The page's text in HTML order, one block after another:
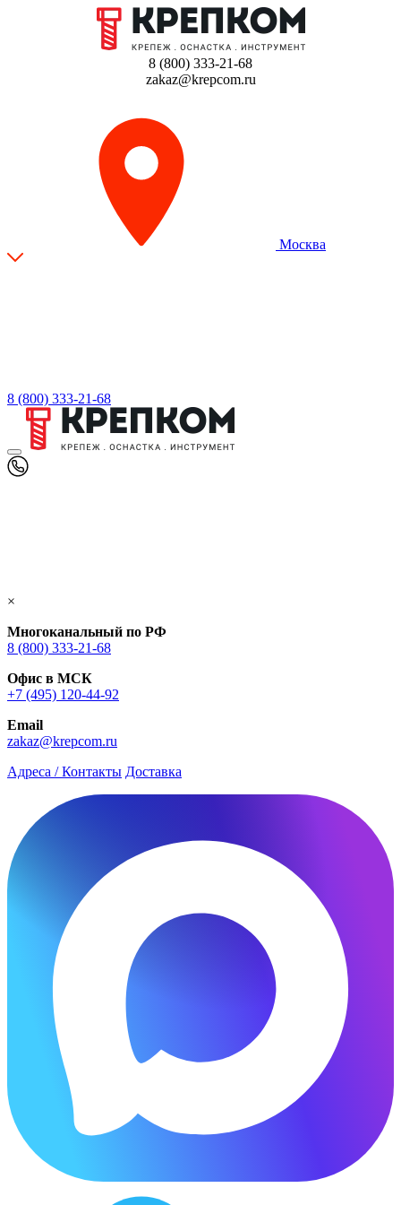
8 (800) 333-21-68
zakaz@krepcom.ru
Москва
8 (800) 333-21-68
×
Многоканальный по РФ
8 (800) 333‑21-68
Офис в МСК
+7 (495) 120-44-92
Email
zakaz@krepcom.ru
Адреса / Контакты Доставка